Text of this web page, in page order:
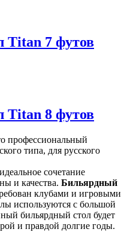
Titan 7 футов
Titan 8 футов
профессиональный
типа, для русского
сочетание
и качества. Бильярдный
клубами и игровыми
используются с большой
бильярдный стол будет
и правдой долгие годы.